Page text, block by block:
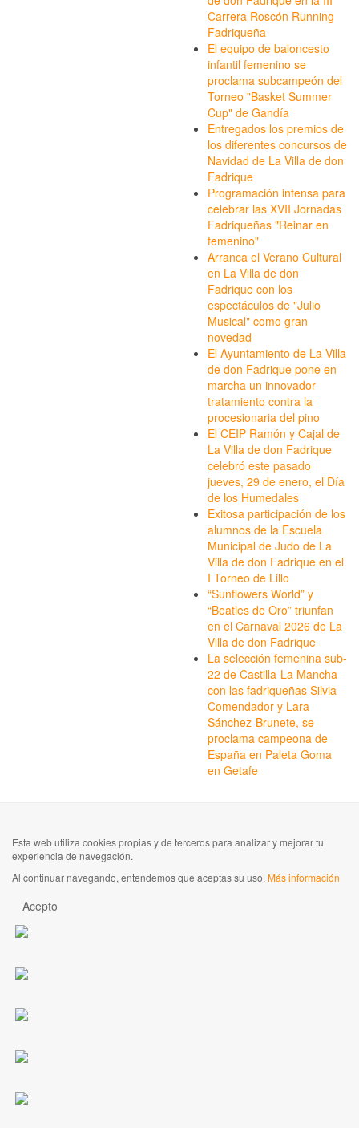
Carrera Roscón Running
Fadriqueña
El equipo de baloncesto
infantil femenino se
proclama subcampeón del
Torneo "Basket Summer
Cup" de Gandía
Entregados los premios de
los diferentes concursos de
Navidad de La Villa de don
Fadrique
Programación intensa para
celebrar las XVII Jornadas
Fadriqueñas "Reinar en
femenino"
Arranca el Verano Cultural
en La Villa de don
Fadrique con los
espectáculos de "Julio
Musical" como gran
novedad
El Ayuntamiento de La Villa
de don Fadrique pone en
marcha un innovador
tratamiento contra la
procesionaria del pino
El CEIP Ramón y Cajal de
La Villa de don Fadrique
celebró este pasado
jueves, 29 de enero, el Día
de los Humedales
Exitosa participación de los
alumnos de la Escuela
Municipal de Judo de La
Villa de don Fadrique en el
I Torneo de Lillo
“Sunflowers World” y
“Beatles de Oro” triunfan
en el Carnaval 2026 de La
Villa de don Fadrique
La selección femenina sub-
22 de Castilla-La Mancha
con las fadriqueñas Silvia
Comendador y Lara
Sánchez-Brunete, se
proclama campeona de
España en Paleta Goma
en Getafe
Esta web utiliza cookies propias y de terceros para analizar y mejorar tu
experiencia de navegación.
Al continuar navegando, entendemos que aceptas su uso. Más información
Acepto